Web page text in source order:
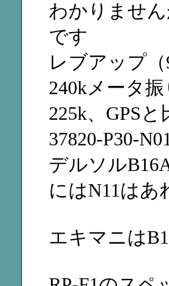
わかりませ
です
レブアップ
240kメータ
225k、GPSと
37820-P30-
デルソル
にはN11はあ
エキマニは